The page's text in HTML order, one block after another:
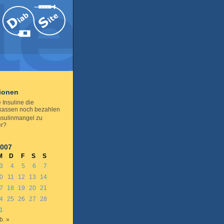
Insuline die
noch bezahlen
zu
D F S
S
3 4 5 6
7
11 12 13
14
18 19 20 21
25 26 27
28
»